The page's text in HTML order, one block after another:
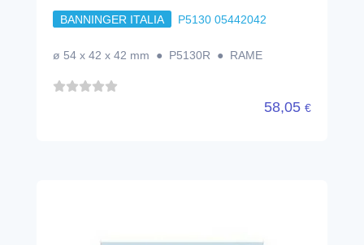
BANNINGER ITALIA P5130 05442042
ø 54 x 42 x 42 mm ● P5130R ● RAME
58,05 €